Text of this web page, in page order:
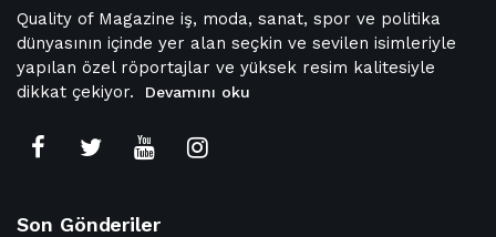
Quality of Magazine iş, moda, sanat, spor ve politika
dünyasının içinde yer alan seçkin ve sevilen isimleriyle
yapılan özel röportajlar ve yüksek resim kalitesiyle
dikkat çekiyor.
Devamını oku
Son Gönderiler